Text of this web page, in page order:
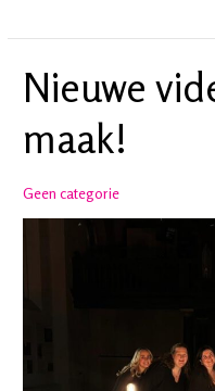
concert
EMJ
Neerpelt
Nieuwe
maak!
Geen categorie